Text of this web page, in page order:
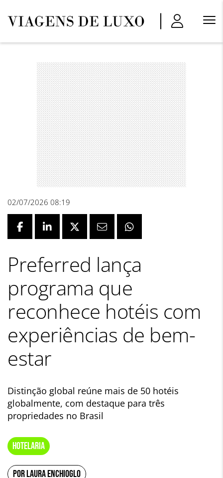
Menu
02/07/2026 08:19
Preferred lança
programa que
reconhece hotéis com
experiências de bem-
estar
Distinção global reúne mais de 50 hotéis
globalmente, com destaque para três
propriedades no Brasil
HOTELARIA
POR LAURA ENCHIOGLO